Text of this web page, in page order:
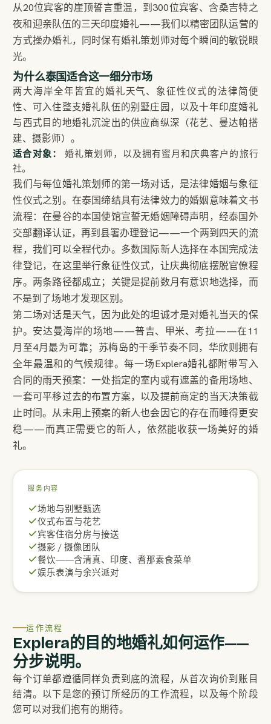
从20位宾客的崖顶誓言重温，到300位宾客、含桑吉特之
夜和迎亲队伍的三天印度婚礼——我们以精密团队运营的
方式操办婚礼，同时保有婚礼策划师对每个瞬间的敏锐眼
光。
为什么泰国适合这一细分市场
两大海岸全年皆宜的婚礼天气、象征性仪式的法律简便
性、可入住整支婚礼队伍的别墅庄园，以及十年印度婚礼
与西式目的地婚礼沉淀出的供应商纵深（花艺、曼达帕搭
建、摄影师）。
适合对象：
婚礼策划师，以及拥有蜜月和庆典客户的旅行
社。
我们与每位婚礼策划师的第一场对话，是法律婚姻与象征
性仪式之别。在泰国缔结具有法律效力的婚姻意味着文书
流程：在曼谷的本国使馆宣誓无婚姻障碍声明，经泰国外
交部翻译认证，再到县署办理登记——一个两到四天的流
程，我们可以全程代办。多数国际新人选择在本国完成法
律登记，在这里举行象征性仪式，让庆典彻底摆脱官僚程
序。两条路径都成立；关键是提前数月有意识地选择，而
不是到了场地才发现区别。
第二场对话是天气，因为此处的坦诚才是对婚礼当天的保
护。安达曼海岸的场地——普吉、甲米、考拉——在11
月至4月最为可靠；苏梅岛的干季节奏不同，华欣则拥有
全年最温和的气候规律。每一场Explera婚礼都附带写入
合同的雨天预案：一处指定的室内或有遮盖的备用场地、
一套可平移过去的布置方案，以及提前商定的当天决策截
止时间。从未用上预案的新人也会因它的存在而睡得更安
稳——而真正需要它的新人，依然能收获一场美好的婚
礼。
服务内容
场地与别墅甄选
仪式布置与花艺
宾客住宿分房与接送
摄影 / 摄像团队
餐饮——含清真、印度、耆那素食菜单
娱乐表演与余兴派对
运作流程
Explera的目的地婚礼如何运作——
分步说明。
每个订单都遵循同样负责到底的流程，从首次询价到账目
结清。以下是您的预订所经历的工作流程，以及每个阶段
您可以对我们抱有的期待。